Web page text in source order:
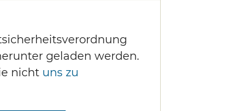
geladen werden.
nicht uns zu